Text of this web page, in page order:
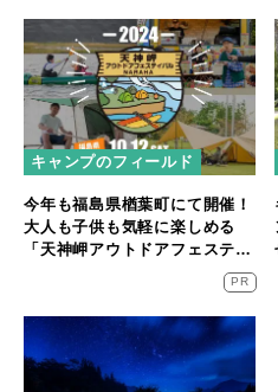
キャンプのフィールド
今年も福島県楢葉町にて開催！
大人も子供も気軽に楽しめる
「天神岬アウトドアフェスティ
PR